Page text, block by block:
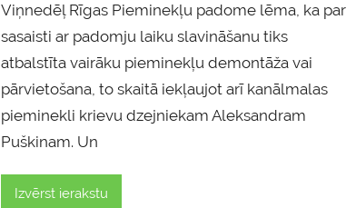
Viņnedēļ Rīgas Pieminekļu padome lēma, ka par
sasaisti ar padomju laiku slavināšanu tiks
atbalstīta vairāku pieminekļu demontāža vai
pārvietošana, to skaitā iekļaujot arī kanālmalas
pieminekli krievu dzejniekam Aleksandram
Puškinam. Un
Izvērst ierakstu